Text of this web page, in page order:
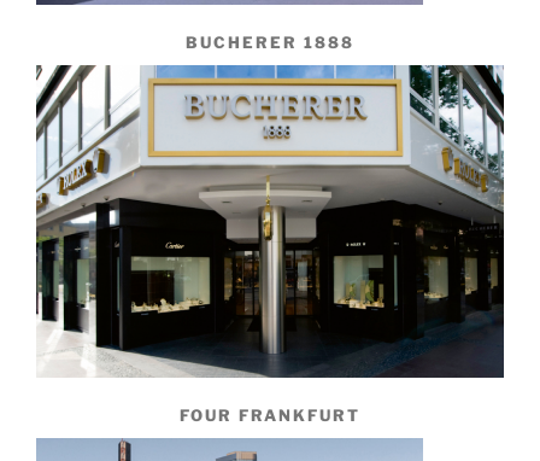
BUCHERER 1888
FOUR FRANKFURT